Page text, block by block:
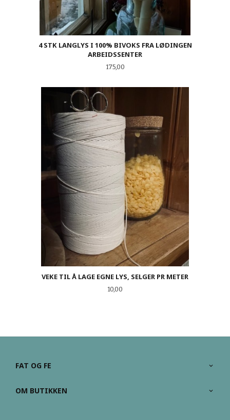
4 STK LANGLYS I 100% BIVOKS FRA LØDINGEN
ARBEIDSSENTER
Pris
175,00
VEKE TIL Å LAGE EGNE LYS, SELGER PR METER
Pris
10,00
FAT OG FE
OM BUTIKKEN